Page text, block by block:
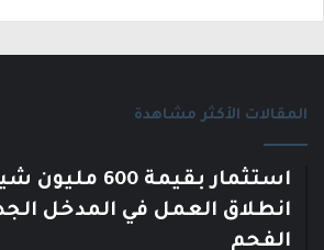
المقالات الأكثر مشاهدة
استثمار بقيمة
انطلاق العمل في المدخل
الفحم